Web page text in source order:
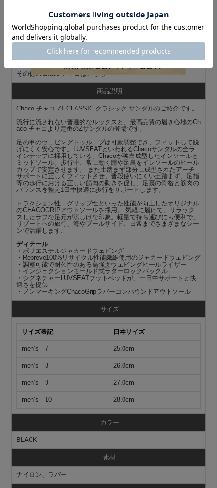
れているマークのポリシーでもある。現在はさらに、足を専門と
する整形外科医の力も借り、人間工学的な側面からも快適なデザ
インを追求し続けている。FIT（フィット性）／COMFORT（快
適性）／SUPPORT（サポート性）／PERFORMANCE（性
能）、日常の生活からあらゆるアウトドアシーンで愛されるサン
もなお開発に力を注ぎ、トップメーカーとして成長を続けていま
す。
その他のChaco チャコはこちら
商品説明
Chaco チャコ Z1 CLASSIC クラシック サンダルのご紹介です。
流行に流されない普遍的なルックスと、最高品質の履き心地のCh
aco チャコより定番のZサンダルの登場です。
足の甲のウェビングトゥループは可動調整でき、フィットして脱
げにくく安心です。LUVSEATといわれるChacoサンダルの全ラ
インナップに採用している、Chacoが独自成型したインソールと
ミッドソール。歩行中、常に動く踵や足裏をインソールのヒール
カップで安定させます。 また土踏まず部分に成型されたアーチ
サポートに正しくフィットさせ、普段使いにくい土踏まず、足指
等の歩行における正しい筋肉の動きを促し、足裏の骨格と筋肉の
バランスを整え1日中快適に歩行をサポートします。
トラクション性、グリップ性といった性能が向上したオリジナル
のCHACOGRIPアウトソールを採用。 気軽に履けて、リラック
スしたラフな足元が涼しげな印象。軽量で持ち運びにも便利で、
リゾートへの旅行、海やプールサイド、日常までさまざまなシー
ンで活躍します。
ディテール
・ポリエステルジャカードウェビング
・Repreve100%リサイクル性能繊維使用のジャカードウェビング
・調整可能で耐久性のある高強度ウェビングヒールライザー
・インジェクションモールド式ラダーロックバックル
・シグネチャーLUVSEATフットベッドが、一日中サポートと快
適さを提供
・ノンマーキングChacoGripラバーコンパウンドアウトソール
サイズ
サイズ表記 日本サイズ
men’s 7 25.0cm
men’s 8 26.0cm
men’s 9 27.0cm
men’s 10 28.0cm
カラー
BLACK
素材
ナイロン、ラバー